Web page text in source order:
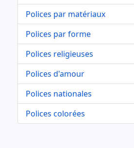
Polices par matériaux
Polices par forme
Polices religieuses
Polices d'amour
Polices nationales
Polices colorées